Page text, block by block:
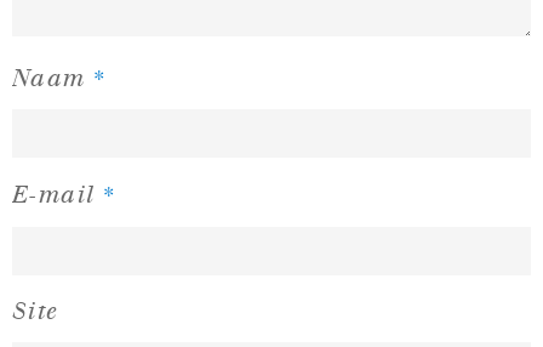
Naam *
E-mail *
Site